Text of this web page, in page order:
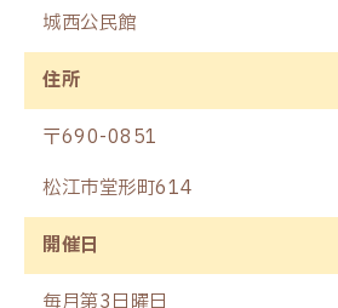
城西公民館
住所
〒690-0851
松江市堂形町614
開催日